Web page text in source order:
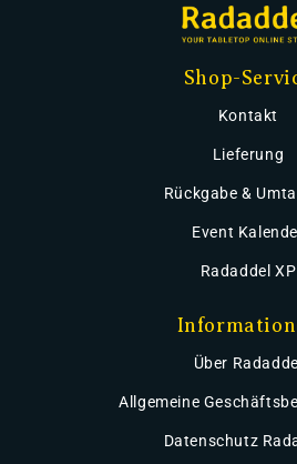
Shop-
Kontakt
Lieferung
Rückgabe &
Event
Radaddel XP
Über Radaddel
Allgemeine
Datenschutz